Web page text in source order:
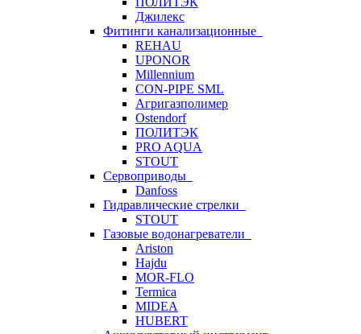
Джилекс
Фитинги канализационные
REHAU
UPONOR
Millennium
CON-PIPE SML
Агригазполимер
Ostendorf
ПОЛИТЭК
PRO AQUA
STOUT
Сервоприводы
Danfoss
Гидравлические стрелки
STOUT
Газовые водонагреватели
Ariston
Hajdu
MOR-FLO
Termica
MIDEA
HUBERT